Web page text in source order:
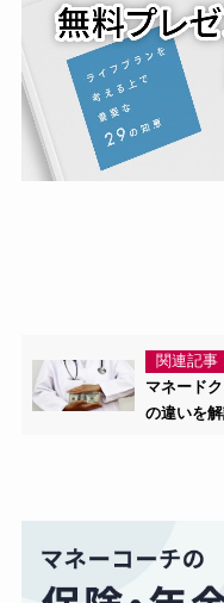
関連記事
マネード
の違いを